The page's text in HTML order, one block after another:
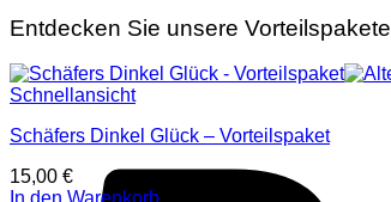
Entdecken Sie unsere Vorteilspakete
Schnellansicht
Schäfers Dinkel Glück – Vorteilspaket
15,00 €